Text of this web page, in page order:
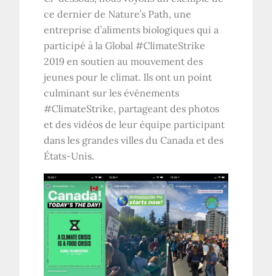
ce dernier de Nature’s Path, une
entreprise d’aliments biologiques qui a
participé à la Global #ClimateStrike
2019 en soutien au mouvement des
jeunes pour le climat. Ils ont un point
culminant sur les événements
#ClimateStrike, partageant des photos
et des vidéos de leur équipe participant
dans les grandes villes du Canada et des
États-Unis.